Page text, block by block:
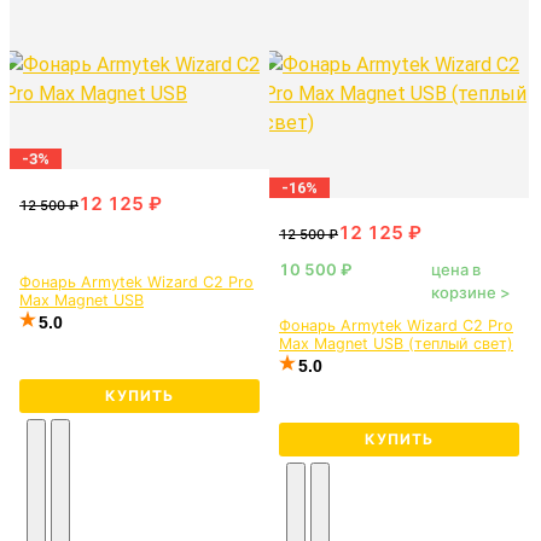
-3%
Фонарь Armytek Wizard C2 Pro
Max Magnet USB
5.0
КУПИТЬ
-16%
цена в
корзине >
Фонарь Armytek Wizard C2 Pro
Max Magnet USB (теплый свет)
5.0
КУПИТЬ